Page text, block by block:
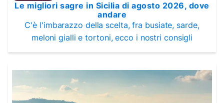
Le migliori sagre in Sicilia di agosto 2026, dove
andare
C'è l'imbarazzo della scelta, fra busiate, sarde,
meloni gialli e tortoni, ecco i nostri consigli